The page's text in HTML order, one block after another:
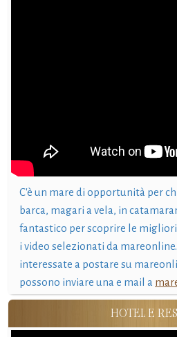
C'è un mare di opportunità per
barca, magari a vela, in
fantastico per scoprire le
i video selezionati da
interessate a postare su
possono inviare una e mail a
HOTEL E